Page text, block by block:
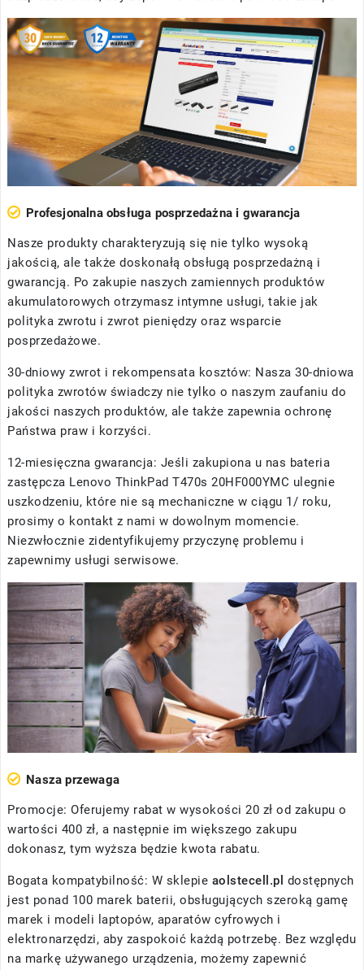
Profesjonalna obsługa posprzedażna i gwarancja
Nasze produkty charakteryzują się nie tylko wysoką
jakością, ale także doskonałą obsługą posprzedażną i
gwarancją. Po zakupie naszych zamiennych produktów
akumulatorowych otrzymasz intymne usługi, takie jak
polityka zwrotu i zwrot pieniędzy oraz wsparcie
posprzedażowe.
30-dniowy zwrot i rekompensata kosztów: Nasza 30-dniowa
polityka zwrotów świadczy nie tylko o naszym zaufaniu do
jakości naszych produktów, ale także zapewnia ochronę
Państwa praw i korzyści.
12-miesięczna gwarancja: Jeśli zakupiona u nas bateria
zastępcza Lenovo ThinkPad T470s 20HF000YMC ulegnie
uszkodzeniu, które nie są mechaniczne w ciągu 1/ roku,
prosimy o kontakt z nami w dowolnym momencie.
Niezwłocznie zidentyfikujemy przyczynę problemu i
zapewnimy usługi serwisowe.
Nasza przewaga
Promocje: Oferujemy rabat w wysokości 20 zł od zakupu o
wartości 400 zł, a następnie im większego zakupu
dokonasz, tym wyższa będzie kwota rabatu.
Bogata kompatybilność: W sklepie aolstecell.pl dostępnych
jest ponad 100 marek baterii, obsługujących szeroką gamę
marek i modeli laptopów, aparatów cyfrowych i
elektronarzędzi, aby zaspokoić każdą potrzebę. Bez względu
na markę używanego urządzenia, możemy zapewnić